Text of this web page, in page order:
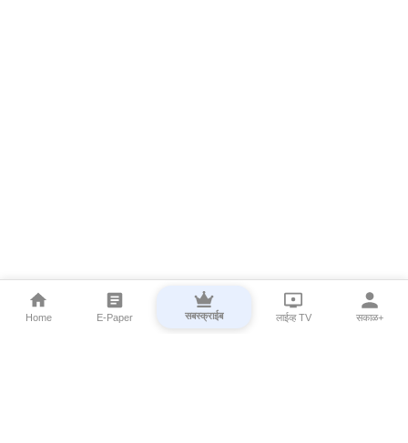
Home E-Paper सबस्क्राईब लाईव्ह TV सकाळ+